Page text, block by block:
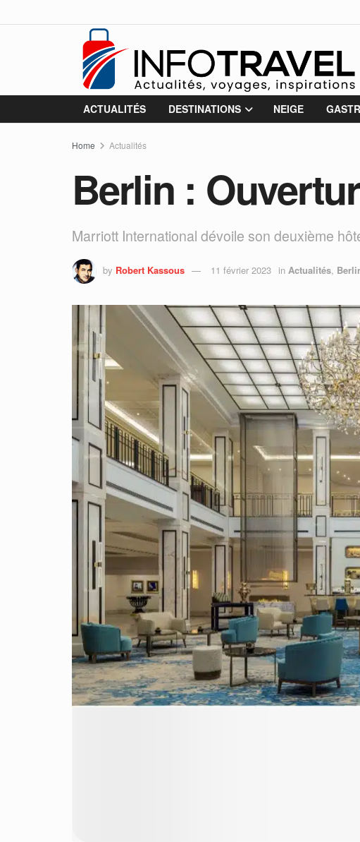
ACTUALITÉS DESTINATIONS NEIGE
Home Actualités
Berlin :
Marriott International dévoile son deuxième
by Robert Kassous 11 février 2023 in Actualités,